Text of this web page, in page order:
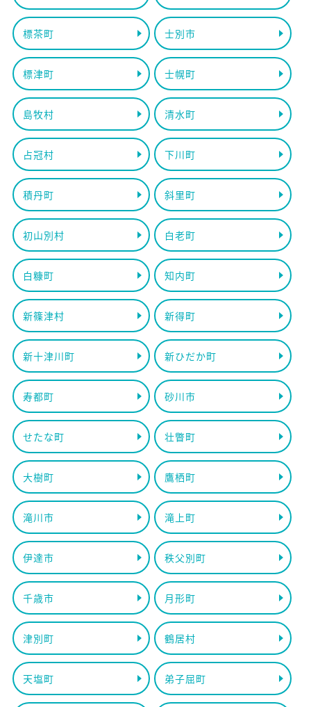
標茶町 士別市
標津町 士幌町
島牧村 清水町
占冠村 下川町
積丹町 斜里町
初山別村 白老町
白糠町 知内町
新篠津村 新得町
新十津川町 新ひだか町
寿都町 砂川市
せたな町 壮瞥町
大樹町 鷹栖町
滝川市 滝上町
伊達市 秩父別町
千歳市 月形町
津別町 鶴居村
天塩町 弟子屈町